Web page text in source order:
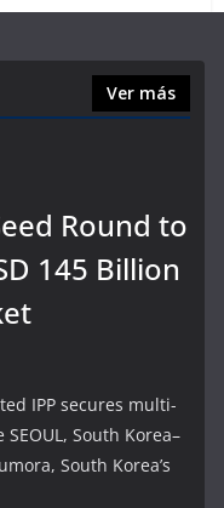
Ver más
Round to
145 Billion
IPP secures multi-
South Korea–
South Korea’s